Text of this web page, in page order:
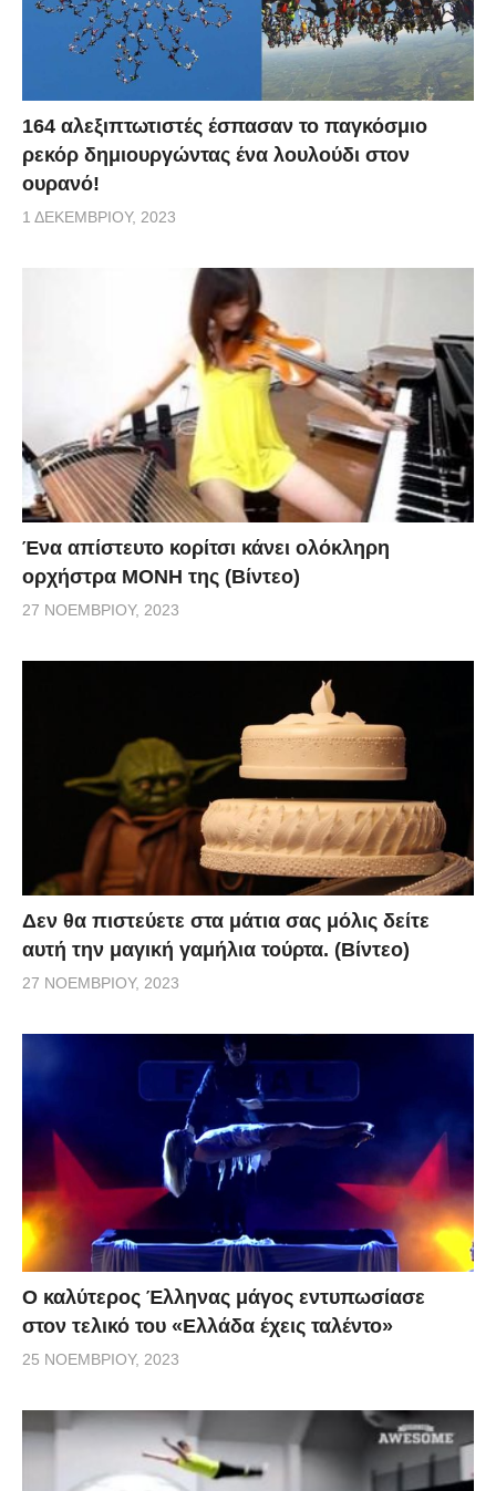
164 αλεξιπτωτιστές έσπασαν το παγκόσμιο
ρεκόρ δημιουργώντας ένα λουλούδι στον
ουρανό!
1 ΔΕΚΕΜΒΡΊΟΥ, 2023
Ένα απίστευτο κορίτσι κάνει ολόκληρη
ορχήστρα ΜΟΝΗ της (Βίντεο)
27 ΝΟΕΜΒΡΊΟΥ, 2023
Δεν θα πιστεύετε στα μάτια σας μόλις δείτε
αυτή την μαγική γαμήλια τούρτα. (Βίντεο)
27 ΝΟΕΜΒΡΊΟΥ, 2023
Ο καλύτερος Έλληνας μάγος εντυπωσίασε
στον τελικό του «Ελλάδα έχεις ταλέντο»
25 ΝΟΕΜΒΡΊΟΥ, 2023